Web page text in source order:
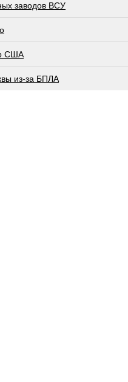
заводов ВСУ
США
из-за БПЛА